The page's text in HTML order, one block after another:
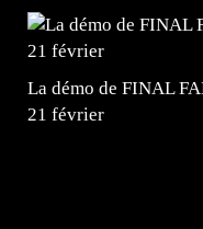
La démo de FINAL
21 février